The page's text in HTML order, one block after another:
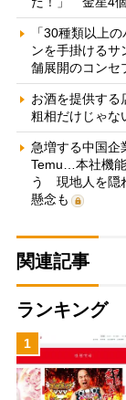
「30種類以上
ンを手掛ける
舗展開のコンセ
お酒を提供す
粗相だけじゃな
急増する中国企
Temu…本社機
う 現地人を隠
懸念も
関連記事
ランキング
1